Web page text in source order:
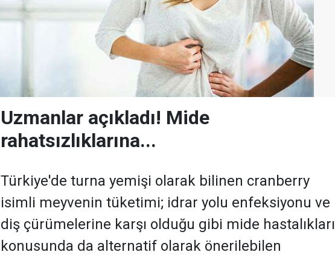
Uzmanlar açıkladı! Mide
rahatsızlıklarına...
Türkiye'de turna yemişi olarak bilinen cranberry
isimli meyvenin tüketimi; idrar yolu enfeksiyonu ve
diş çürümelerine karşı olduğu gibi mide hastalıkları
konusunda da alternatif olarak önerilebilen